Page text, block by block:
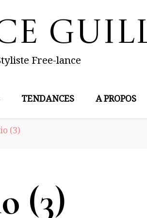
Free-lance
TENDANCES A PROPOS
(3)
(3)